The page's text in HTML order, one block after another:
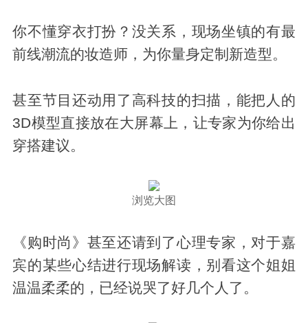
你不懂穿衣打扮？没关系，现场坐镇的有最
前线潮流的妆造师，为你量身定制新造型。
甚至节目还动用了高科技的扫描，能把人的
3D模型直接放在大屏幕上，让专家为你给出
穿搭建议。
浏览大图
《购时尚》甚至还请到了心理专家，对于嘉
宾的某些心结进行现场解读，别看这个姐姐
温温柔柔的，已经说哭了好几个人了。